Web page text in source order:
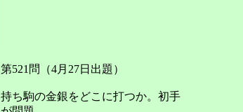
第521問（4月27日出題）
持ち駒の金銀をどこに打つか。初手